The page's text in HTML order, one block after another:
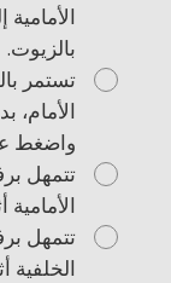
بالزيوت.
تستمر
الأمام،
واضغط
تتمهل
الأمامية
تتمهل
الخلفية